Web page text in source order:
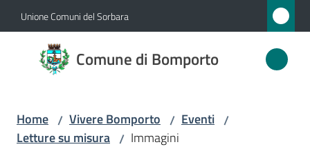
Vai al contenuto
Vai alla navigazione
Vai al footer
Unione Comuni del Sorbara
Comune di Bomporto
Comune
di
Home / Vivere Bomporto / Eventi /
Letture su misura / Immagini